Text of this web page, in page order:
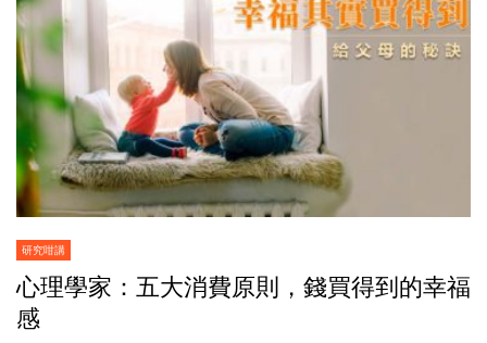
研究咁講
心理學家：五大消費原則，錢買得到的幸福
感